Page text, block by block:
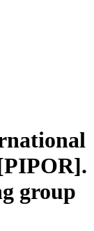
group